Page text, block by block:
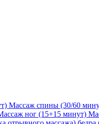
Массаж спины (30/60
ног (15+15 минут)